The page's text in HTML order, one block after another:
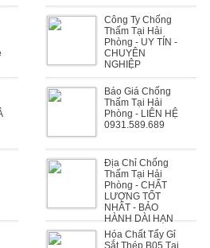
Công Ty Chống
Thấm Tại Hải
Phòng - UY TÍN -
CHUYÊN
NGHIỆP
Báo Giá Chống
Thấm Tại Hải
Phòng - LIÊN HỆ
0931.589.689
Địa Chỉ Chống
Thấm Tại Hải
Phòng - CHẤT
LƯỢNG TỐT
NHẤT - BẢO
HÀNH DÀI HẠN
Hóa Chất Tẩy Gỉ